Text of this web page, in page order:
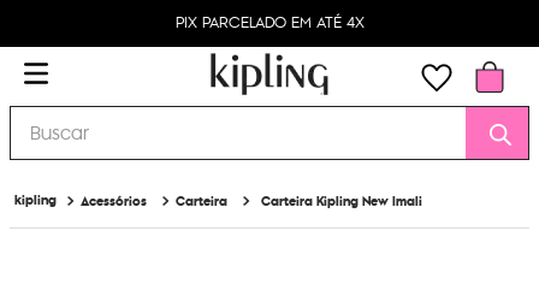
PIX PARCELADO EM ATÉ 4X
Buscar
Acessórios Carteira Carteira Kipling New Imali